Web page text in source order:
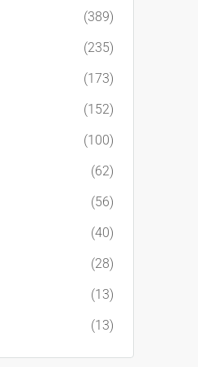
(389)
(235)
(173)
(152)
(100)
(62)
(56)
(40)
(28)
(13)
(13)